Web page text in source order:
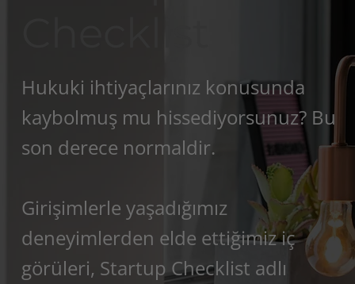
Hukuki ihtiyaçlarınız konusunda
kaybolmuş mu hissediyorsunuz? Bu
son derece normaldir.
Girişimlerle yaşadığımız
deneyimlerden elde ettiğimiz iç
görüleri, Startup Checklist adlı